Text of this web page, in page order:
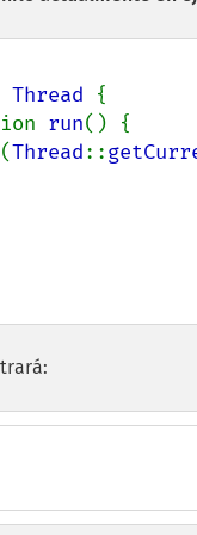
Thread {
run() {
(Thread::